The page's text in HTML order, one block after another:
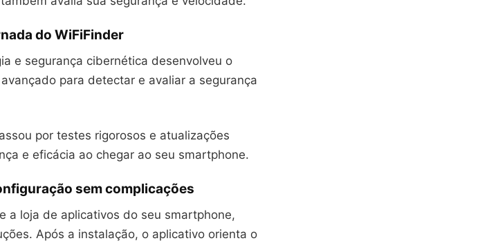
do WiFiFinder
e segurança cibernética desenvolveu o
para detectar e avaliar a segurança
por testes rigorosos e atualizações
e eficácia ao chegar ao seu smartphone.
sem complicações
a loja de aplicativos do seu smartphone,
Após a instalação, o aplicativo orienta o